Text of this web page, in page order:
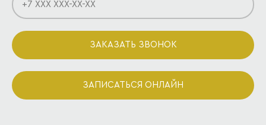
ЗАКАЗАТЬ ЗВОНОК
ЗАПИСАТЬСЯ ОНЛАЙН